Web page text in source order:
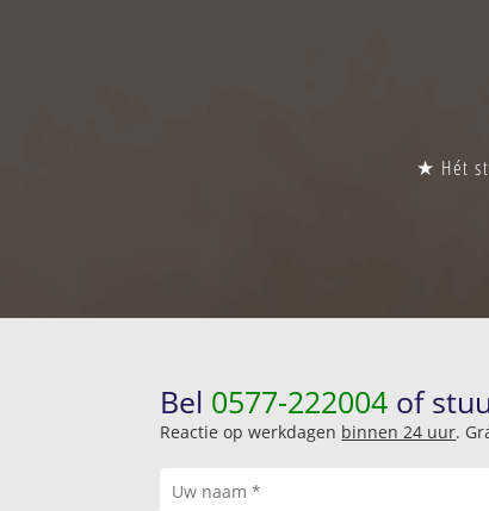
★ Hét
Bel 0577-222004 of
Reactie op werkdagen binnen 24 uur.